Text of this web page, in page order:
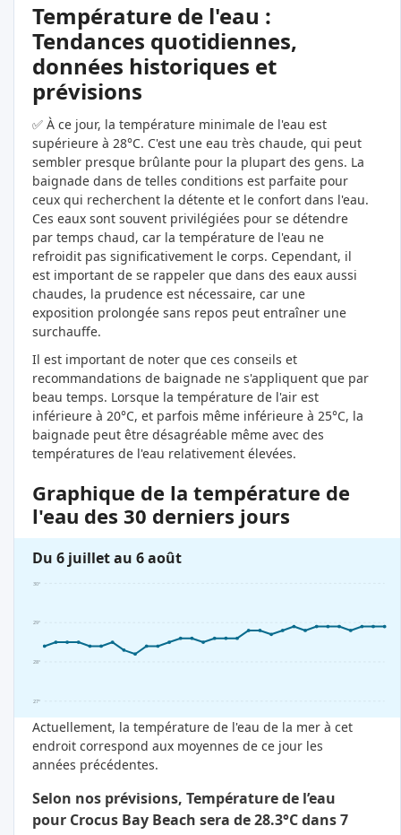
Température de l'eau :
Tendances quotidiennes,
données historiques et
prévisions
✅ À ce jour, la température minimale de l'eau est
supérieure à 28°C. C'est une eau très chaude, qui peut
sembler presque brûlante pour la plupart des gens. La
baignade dans de telles conditions est parfaite pour
ceux qui recherchent la détente et le confort dans l'eau.
Ces eaux sont souvent privilégiées pour se détendre
par temps chaud, car la température de l'eau ne
refroidit pas significativement le corps. Cependant, il
est important de se rappeler que dans des eaux aussi
chaudes, la prudence est nécessaire, car une
exposition prolongée sans repos peut entraîner une
surchauffe.
Il est important de noter que ces conseils et
recommandations de baignade ne s'appliquent que par
beau temps. Lorsque la température de l'air est
inférieure à 20°C, et parfois même inférieure à 25°C, la
baignade peut être désagréable même avec des
températures de l'eau relativement élevées.
Graphique de la température de
l'eau des 30 derniers jours
Du 6 juillet au 6 août
27°
28°
29°
30°
Actuellement, la température de l'eau de la mer à cet
endroit correspond aux moyennes de ce jour les
années précédentes.
Selon nos prévisions, Température de l’eau
pour Crocus Bay Beach sera de 28.3°C dans 7